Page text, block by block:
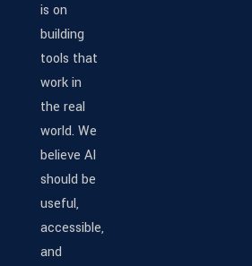
is on
building
tools that
work in
the real
world. We
believe AI
should be
useful,
accessible,
and